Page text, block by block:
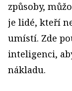
způsoby,
je lidé, kteří
umístí. Zde
inteligenci,
nákladu.